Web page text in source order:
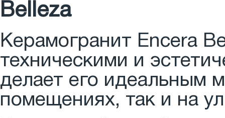
Belleza
Керамогранит Encera
техническими и
делает его идеальным
помещениях, так и на